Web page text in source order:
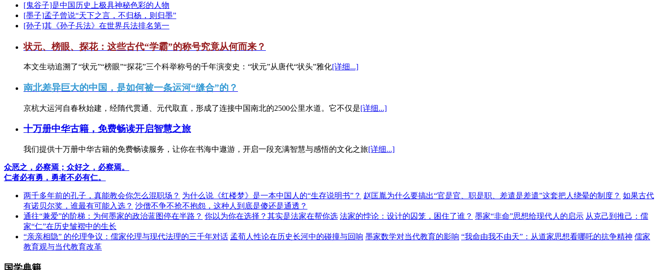
[鬼谷子]是中国历史上极具神秘色彩的人物
[墨子]孟子曾说“天下之言，不归杨，则归墨”
[孙子]其《孙子兵法》在世界兵法排名第一
状元、榜眼、探花：这些古代“学霸”的称号究竟从何而来？
本文生动追溯了“状元”“榜眼”“探花”三个科举称号的千年演变史：“状元”从唐代“状头”雅化[详细...]
南北差异巨大的中国，是如何被一条运河“缝合”的？
京杭大运河自春秋始建，经隋代贯通、元代取直，形成了连接中国南北的2500公里水道。它不仅是[详细...]
十万册中华古籍，免费畅读开启智慧之旅
我们提供十万册中华古籍的免费畅读服务，让你在书海中遨游，开启一段充满智慧与感悟的文化之旅[详细...]
众恶之，必察焉；众好之，必察焉。
仁者必有勇，勇者不必有仁。
两千多年前的孔子，真能教会你怎么混职场？ 为什么说《红楼梦》是一本中国人的“生存说明书”？ 赵匡胤为什么要搞出“官是官、职是职、差遣是差遣”这套把人绕晕的制度？ 如果古代
有诺贝尔奖，谁最有可能入选？ 沙僧不争不抢不抱怨，这种人到底是傻还是通透？
通往“兼爱”的阶梯：为何墨家的政治蓝图停在半路？ 你以为你在选择？其实是法家在帮你选 法家的悖论：设计的囚笼，困住了谁？ 墨家“非命”思想给现代人的启示 从克己到推己：儒
家“仁”在历史皱褶中的生长
“亲亲相隐” 的伦理争议：儒家伦理与现代法理的三千年对话 孟荀人性论在历史长河中的碰撞与回响 墨家数学对当代教育的影响 “我命由我不由天”：从道家思想看哪吒的抗争精神 儒家
教育观与当代教育改革
国学典籍